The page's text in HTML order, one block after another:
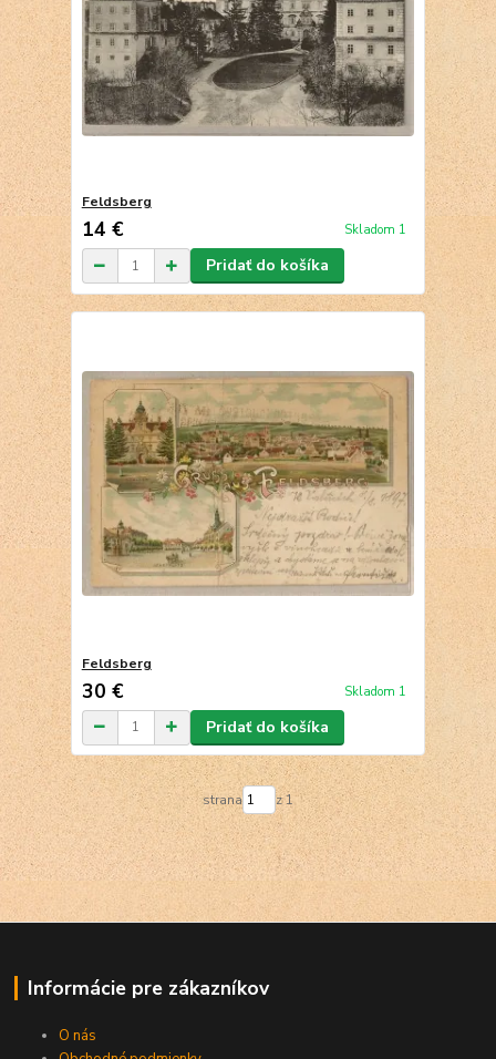
Feldsberg
14 € Skladom 1
Pridať do košíka
Feldsberg
30 € Skladom 1
Pridať do košíka
strana z 1
Informácie pre zákazníkov
O nás